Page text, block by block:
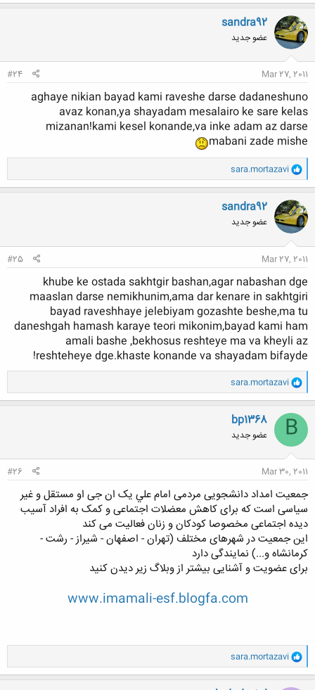
sandra92
عضو جدید
Mar 27, 2011
#24
aghaye nikian bayad kami raveshe darse dadaneshuno
avaz konan,ya shayadam mesalairo ke sare kelas
mizanan!kami kesel konande,va inke adam az darse
mabani zade mishe
و
ا
ک
ن
ش
ه
ا
sara.mortazavi
sandra92
عضو جدید
Mar 27, 2011
#25
khube ke ostada sakhtgir bashan,agar nabashan dge
maaslan darse nemikhunim,ama dar kenare in sakhtgiri
bayad raveshhaye jelebiyam gozashte beshe,ma tu
daneshgah hamash karaye teori mikonim,bayad kami ham
amali bashe ,bekhosus reshteye ma va kheyli az
reshteheye dge.khaste konande va shayadam bifayde!
و
ا
ک
ن
ش
ه
ا
sara.mortazavi
B
bp1368
عضو جدید
Mar 30, 2011
#26
جمعيت امداد دانشجویی مردمی امام علي یک ان جی او مستقل و غیر
سیاسی است که برای کاهش معضلات اجتماعی و کمک به افراد آسیب
دیده اجتماعی مخصوصا کودکان و زنان فعالیت می کند​
این جمعیت در شهرهای مختلف (تهران - اصفهان - شیراز - رشت -
کرمانشاه و...) نمایندگی دارد​
برای عضویت و آشنایی بیشتر از وبلاگ زیر دیدن کنید
www.imamali-esf.blogfa.com
و
ا
ک
sara.mortazavi